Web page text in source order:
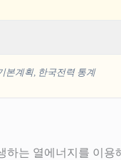
본계획, 한국전력 통계
하는 열에너지를 이